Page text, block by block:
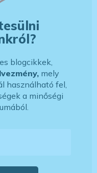
blogcikkek,
mely
használható fel,
a minőségi